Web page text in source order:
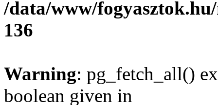
/data/www/
136
Warning: pg_fetch_all()
boolean given in